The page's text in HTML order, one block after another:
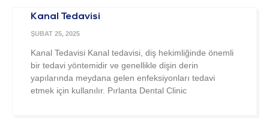
Kanal Tedavisi
ŞUBAT 25, 2025
Kanal Tedavisi Kanal tedavisi, diş hekimliğinde önemli
bir tedavi yöntemidir ve genellikle dişin derin
yapılarında meydana gelen enfeksiyonları tedavi
etmek için kullanılır. Pırlanta Dental Clinic